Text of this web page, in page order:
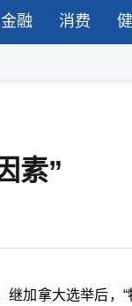
金融 消费
素”
加拿大选举后，